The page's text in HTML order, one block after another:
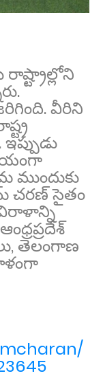
రాష్ట్రాల్లోని
వీరిని
ముందుకు
చ‌ర‌ణ్ సైతం
తెలంగాణ